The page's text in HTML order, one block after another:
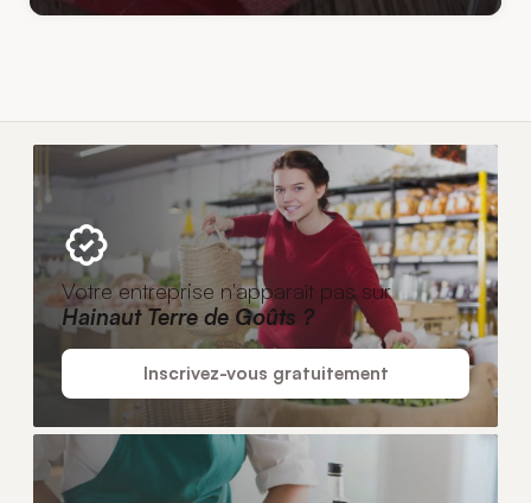
Votre entreprise n'apparaît pas sur
Hainaut Terre de Goûts ?
Inscrivez-vous gratuitement